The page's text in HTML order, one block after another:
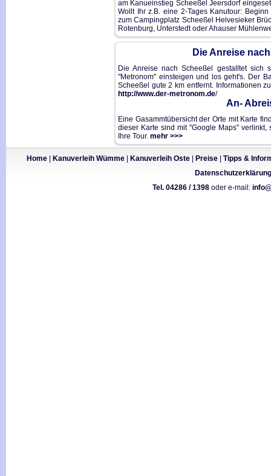
am Kanueinstieg Scheeßel Jeersdorf
Wollt Ihr z.B. eine 2-Tages Kanutour:
zum Campingplatz Scheeßel Helvesieker
Rotenburg, Unterstedt oder Ahauser
Die Anreise
Die Anreise nach Scheeßel gestalltet
"Metronom" einsteigen und los geht's. Der
Scheeßel gute 2 km entfernt. Informationen
http://www.der-metronom.de/
An-
Eine Gasammtübersicht der Orte mit Karte
dieser Karte sind mit "Google Maps"
Ihre Tour. mehr >>>
Home| Kanuverleih Wümme| Kanuverleih Oste| Preise| Tipps &
Datenschutzerklärung
Tel. 04286 / 1398 oder e-mail: